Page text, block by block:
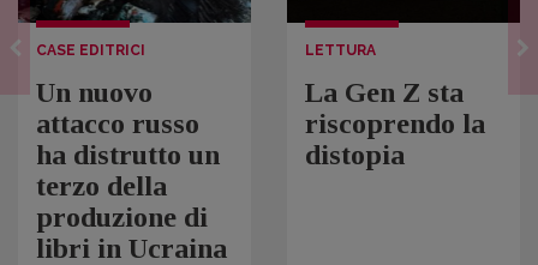
CASE EDITRICI
Un nuovo
attacco russo
ha distrutto un
terzo della
produzione di
libri in Ucraina
LETTURA
La Gen Z sta
riscoprendo la
distopia